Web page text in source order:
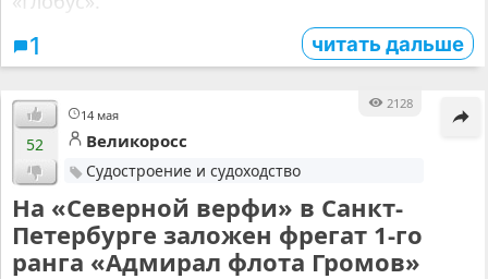
1 читать дальше
14 мая
2128
52 Великоросс
Судостроение и судоходство
На «Северной верфи» в Санкт-
Петербурге заложен фрегат 1-го
ранга «Адмирал флота Громов»